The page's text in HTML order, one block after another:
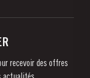
recevoir des offres